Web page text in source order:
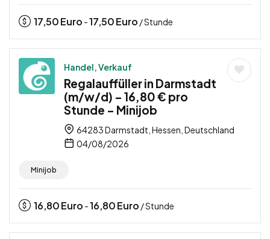
17,50Euro -17,50Euro / Stunde
Handel, Verkauf
Regalauffüller in Darmstadt
(m/w/d) – 16,80 € pro
Stunde – Minijob
64283 Darmstadt, Hessen, Deutschland
04/08/2026
Minijob
16,80Euro -16,80Euro / Stunde